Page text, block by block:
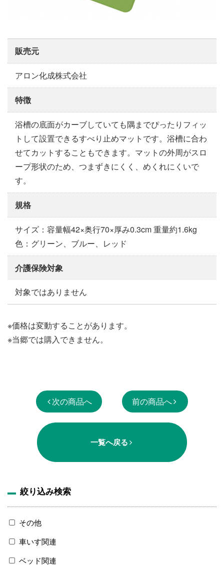
販売元
アロン化成株式会社
特徴
浴槽の底面がカーブしていても隅までぴったりフィッ
トして設置できるすべり止めマットです。浴槽に合わ
せてカットすることもできます。マットの外周がスロ
ープ形状のため、つまずきにくく、めくれにくいで
す。
規格
サイズ：容量幅42×奥行70×厚み0.3cm 重量約1.6kg
色：グリーン、ブルー、レッド
介護保険対象
対象ではありません
※価格は変動することがあります。
※当郷では購入できません。
次の商品へ 前の商品へ
一覧へ戻る
絞り込み検索
その他
車いす関連
ベッド関連